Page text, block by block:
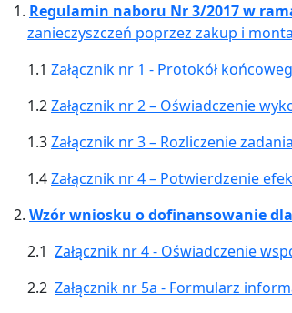
1. Regulamin naboru Nr 3/2017 w
zanieczyszczeń poprzez zakup i
1.1 Załącznik nr 1 - Protokół
1.2Załącznik nr 2 – Oświadczenie
1.3Załącznik nr 3 – Rozliczenie
1.4Załącznik nr 4 – Potwierdzenie
2. Wzór wniosku o dofinansowanie
2.1 Załącznik nr 4 - Oświadczenie
2.2 Załącznik nr 5a - Formularz